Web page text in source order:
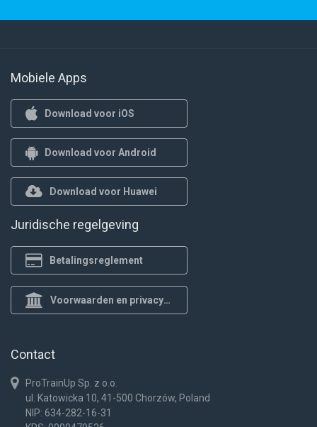
Mobiele Apps
Download voor iOS
Download voor Android
Download voor Huawei
Juridische regelgeving
Betalingsreglement
Voorwaarden en privacybeleid
Contact
ProTrainUp Sp. z o.o.
ul. Katowicka 10, 41-500 Chorzów, Poland
NIP: 634-282-16-31